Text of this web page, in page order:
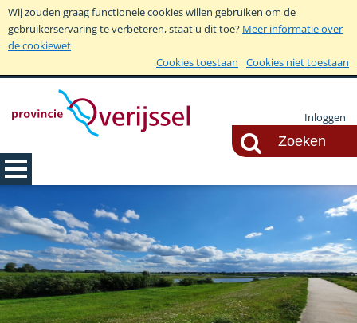
Wij zouden graag functionele cookies willen gebruiken om de
gebruikerservaring te verbeteren, staat u dit toe? Meer informatie over
de cookiewet
Cookies toestaan
Cookies niet toestaan
Inloggen